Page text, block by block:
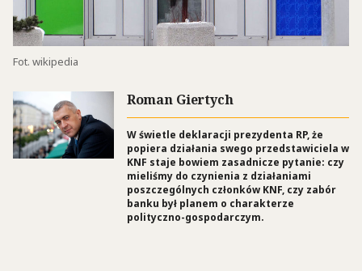
Fot. wikipedia
Roman Giertych
W świetle deklaracji prezydenta RP, że
popiera działania swego przedstawiciela w
KNF staje bowiem zasadnicze pytanie: czy
mieliśmy do czynienia z działaniami
poszczególnych członków KNF, czy zabór
banku był planem o charakterze
polityczno-gospodarczym.